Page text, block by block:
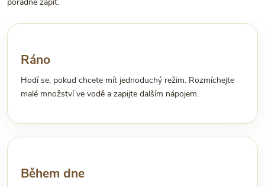
Ráno
Hodí se, pokud chcete mít jednoduchý režim. Rozmíchejte
malé množství ve vodě a zapijte dalším nápojem.
Během dne